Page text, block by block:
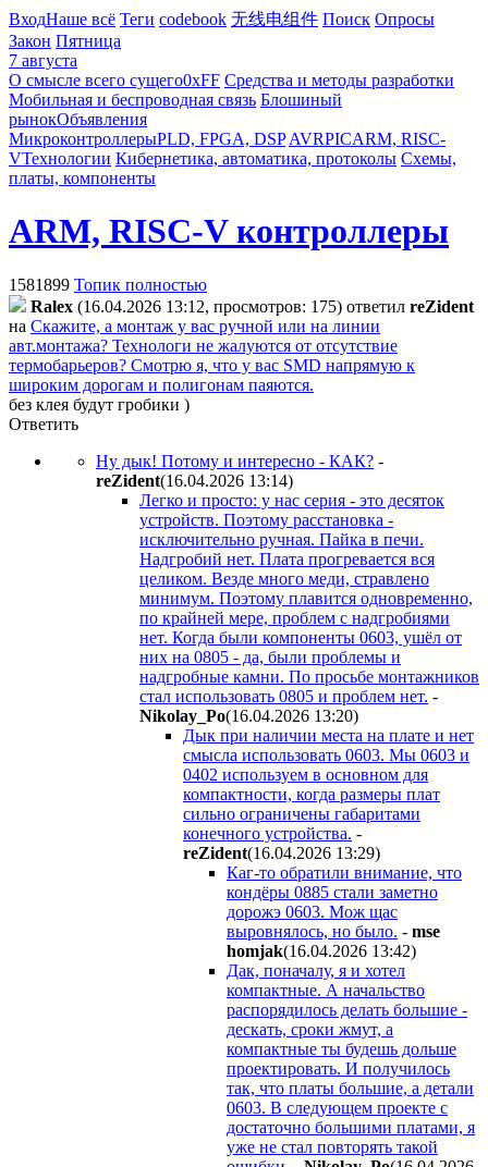
ВходНаше всё Теги codebook 无线电组件 Поиск Опросы
Закон Пятница
7 августа
О смысле всего сущего0xFF Средства и методы разработки
Мобильная и беспроводная связь Блошиный
рынокОбъявления
МикроконтроллерыPLD, FPGA, DSP AVRPICARM, RISC-
VТехнологии Кибернетика, автоматика, протоколы Схемы,
платы, компоненты
ARM, RISC-V контроллеры
1581899 Топик полностью
Ralex (16.04.2026 13:12, просмотров: 175) ответил reZident
на Скажите, а монтаж у вас ручной или на линии
авт.монтажа? Технологи не жалуются от отсутствие
термобарьеров? Смотрю я, что у вас SMD напрямую к
широким дорогам и полигонам паяются.
без клея будут гробики )
Ответить
Ну дык! Потому и интересно - КАК? -
reZident(16.04.2026 13:14)
Легко и просто: у нас серия - это десяток
устройств. Поэтому расстановка -
исключительно ручная. Пайка в печи.
Надгробий нет. Плата прогревается вся
целиком. Везде много меди, стравлено
минимум. Поэтому плавится одновременно,
по крайней мере, проблем с надгробиями
нет. Когда были компоненты 0603, ушёл от
них на 0805 - да, были проблемы и
надгробные камни. По просьбе монтажников
стал использовать 0805 и проблем нет. -
Nikolay_Po(16.04.2026 13:20)
Дык при наличии места на плате и нет
смысла использовать 0603. Мы 0603 и
0402 используем в основном для
компактности, когда размеры плат
сильно ограничены габаритами
конечного устройства. -
reZident(16.04.2026 13:29)
Каг-то обратили внимание, что
кондёры 0885 стали заметно
дорожэ 0603. Мож щас
выровнялось, но было. - mse
homjak(16.04.2026 13:42)
Дак, поначалу, я и хотел
компактные. А начальство
распорядилось делать большие -
дескать, сроки жмут, а
компактные ты будешь дольше
проектировать. И получилось
так, что платы большие, а детали
0603. В следующем проекте с
достаточно большими платами, я
уже не стал повторять такой